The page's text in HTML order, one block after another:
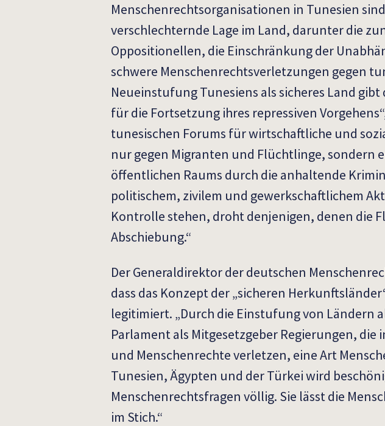
Menschenrechtsorganisationen in Tunesien
verschlechternde Lage im Land, darunter die
Oppositionellen, die Einschränkung der
schwere Menschenrechtsverletzungen gegen
Neueinstufung Tunesiens als sicheres Land
für die Fortsetzung ihres repressiven
tunesischen Forums für wirtschaftliche und
nur gegen Migranten und Flüchtlinge, sondern
öffentlichen Raums durch die anhaltende
politischem, zivilem und gewerkschaftlichem
Kontrolle stehen, droht denjenigen, denen die
Abschiebung.“
Der Generaldirektor der deutschen
dass das Konzept der „sicheren
legitimiert. „Durch die Einstufung von Ländern
Parlament als Mitgesetzgeber Regierungen,
und Menschenrechte verletzen, eine Art
Tunesien, Ägypten und der Türkei wird
Menschenrechtsfragen völlig. Sie lässt die
im Stich.“